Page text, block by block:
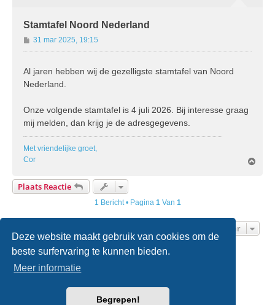
Deze website maakt gebruik van cookies om de
beste surfervaring te kunnen bieden.
Meer informatie
Begrepen!
Stamtafel Noord Nederland
B
e
c
31 mar 2025, 19:15
Al jaren hebben wij de gezelligste stamtafel van Noord
Nederland.
Onze volgende stamtafel is 4 juli 2026. Bij interesse graag
mij melden, dan krijg je de adresgegevens.
Met vriendelijke groet,
Cor
Plaats Reactie
1 Bericht • Pagina 1 Van 1
Ga Naar
Home Forumoverzicht
® Forum Software © phpBB Limited
phpBB.nl.